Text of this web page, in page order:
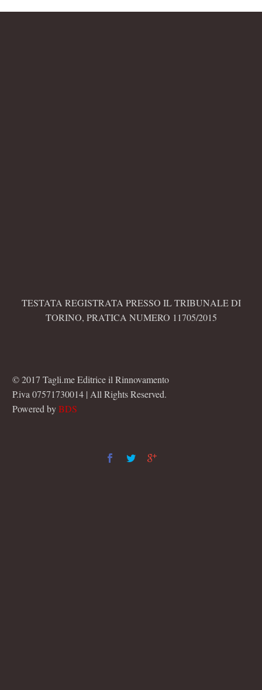
TESTATA REGISTRATA PRESSO IL TRIBUNALE DI
TORINO, PRATICA NUMERO 11705/2015
© 2017 Tagli.me Editrice il Rinnovamento
P.iva 07571730014 | All Rights Reserved.
Powered byBDS